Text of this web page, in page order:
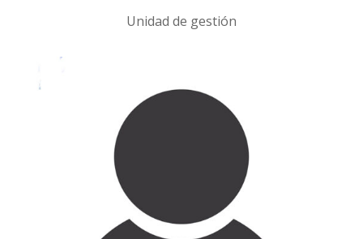
Unidad de gestión